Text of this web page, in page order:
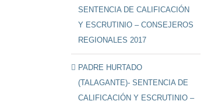
SENTENCIA DE CALIFICACIÓN
Y ESCRUTINIO – CONSEJEROS
REGIONALES 2017
PADRE HURTADO
(TALAGANTE)- SENTENCIA DE
CALIFICACIÓN Y ESCRUTINIO –